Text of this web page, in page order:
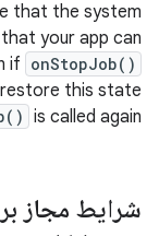
that the system
your app can
if onStopJob()
this state
is called again.
شرایط مجاز